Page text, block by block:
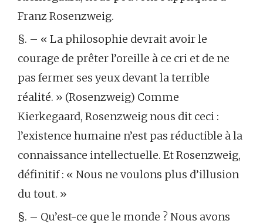
Franz Rosenzweig.
§. – « La philosophie devrait avoir le
courage de prêter l’oreille à ce cri et de ne
pas fermer ses yeux devant la terrible
réalité. » (Rosenzweig) Comme
Kierkegaard, Rosenzweig nous dit ceci :
l’existence humaine n’est pas réductible à la
connaissance intellectuelle. Et Rosenzweig,
définitif : « Nous ne voulons plus d’illusion
du tout. »
§. – Qu’est-ce que le monde ? Nous avons